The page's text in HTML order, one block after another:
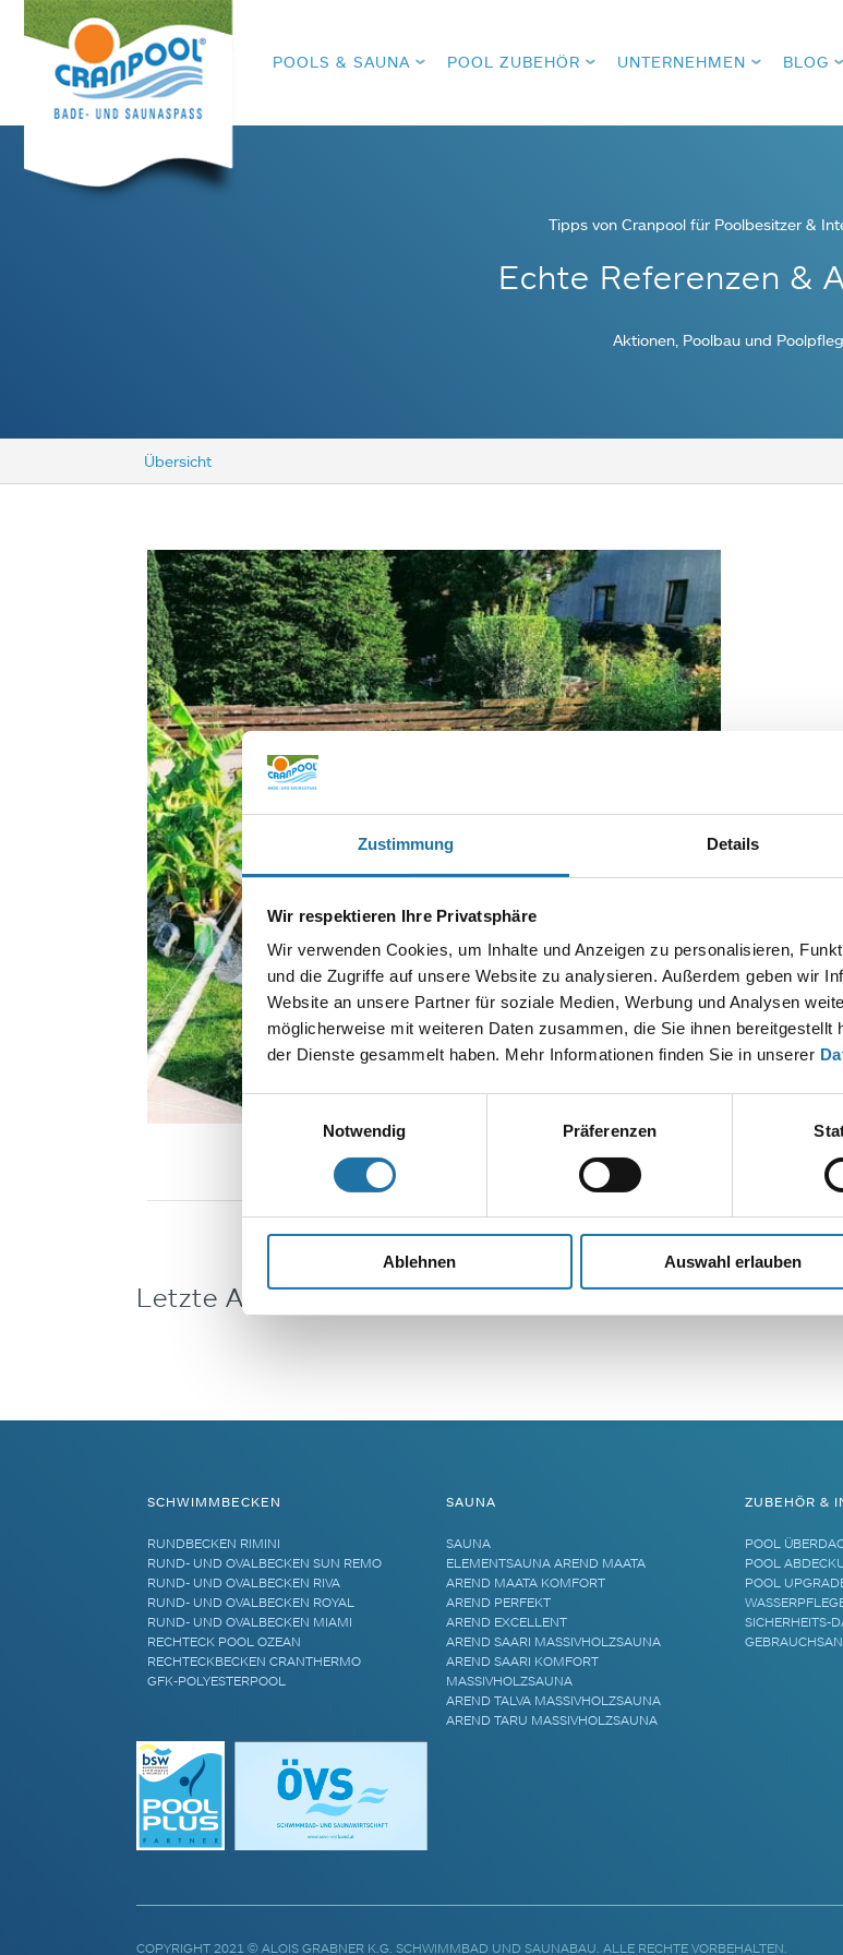
Zustimmung Details
Wir respektieren Ihre Privatsphäre
Wir verwenden Cookies, um Inhalte und Anzeigen zu personalisieren,
und die Zugriffe auf unsere Website zu analysieren. Außerdem geben wir
Website an unsere Partner für soziale Medien, Werbung und Analysen
möglicherweise mit weiteren Daten zusammen, die Sie ihnen
der Dienste gesammelt haben. Mehr Informationen finden Sie in unserer
Einwilligungsauswahl
Notwendig
Präferenzen
Ablehnen Auswahl erlauben
POOLS & SAUNA POOL ZUBEHÖR UNTERNEHMEN BLOG
Tipps von Cranpool für Poolbesitzer &
Echte Referenzen &
Aktionen, Poolbau und
Übersicht
Letzte Artikel
SCHWIMMBECKEN
RUNDBECKEN RIMINI
RUND- UND OVALBECKEN SUN REMO
RUND- UND OVALBECKEN RIVA
RUND- UND OVALBECKEN ROYAL
RUND- UND OVALBECKEN MIAMI
RECHTECK POOL OZEAN
RECHTECKBECKEN CRANTHERMO
GFK-POLYESTERPOOL
SAUNA
SAUNA
ELEMENTSAUNA AREND MAATA
AREND MAATA KOMFORT
AREND PERFEKT
AREND EXCELLENT
AREND SAARI MASSIVHOLZSAUNA
AREND SAARI KOMFORT
MASSIVHOLZSAUNA
AREND TALVA MASSIVHOLZSAUNA
AREND TARU MASSIVHOLZSAUNA
ZUBEHÖR &
POOL
POOL
POOL
SICHERHEITS-
COPYRIGHT 2021 © ALOIS GRABNER K.G. SCHWIMMBAD UND SAUNABAU. ALLE RECHTE VORBEHALTEN.